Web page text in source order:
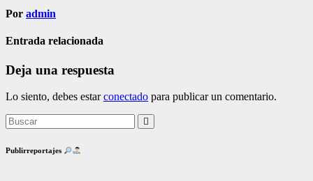
Por admin
Entrada relacionada
Deja una respuesta
Lo siento, debes estarconectado para publicar un comentario.
Publirreportajes